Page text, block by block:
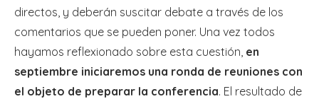
directos, y deberán suscitar debate a través de los
comentarios que se pueden poner. Una vez todos
hayamos reflexionado sobre esta cuestión, en
septiembre iniciaremos una ronda de reuniones con
el objeto de preparar la conferencia. El resultado de